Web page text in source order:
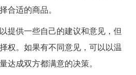
合适的商品。
提供一些自己的建议和意见，但
权。如果有不同意见，可以以温
达成双方都满意的决策。